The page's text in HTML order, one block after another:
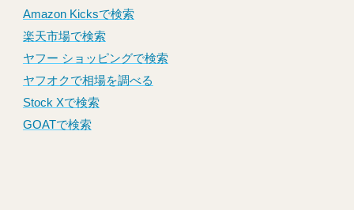
Amazon Kicksで検索
楽天市場で検索
ヤフー ショッピングで検索
ヤフオクで相場を調べる
Stock Xで検索
GOATで検索